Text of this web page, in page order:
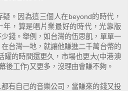
。因為這三個人在beyond的時代，
年，算是唱片業最好的時代，光靠版
錢。舉例，如台灣的伍思凱，單單一
台灣一地，就讓他賺進二千萬台幣的
躍的時間還更久，市場也更大(中港澳
後工作)又更多，沒理由會賺不夠。
有自己的音樂公司，當賺來的錢又投